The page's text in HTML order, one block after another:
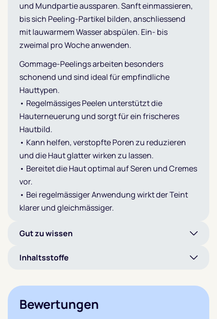
und Mundpartie aussparen. Sanft einmassieren,
bis sich Peeling-Partikel bilden, anschliessend
mit lauwarmem Wasser abspülen. Ein- bis
zweimal pro Woche anwenden.
Gommage-Peelings arbeiten besonders
schonend und sind ideal für empfindliche
Hauttypen.
• Regelmässiges Peelen unterstützt die
Hauterneuerung und sorgt für ein frischeres
Hautbild.
• Kann helfen, verstopfte Poren zu reduzieren
und die Haut glatter wirken zu lassen.
• Bereitet die Haut optimal auf Seren und Cremes
vor.
• Bei regelmässiger Anwendung wirkt der Teint
klarer und gleichmässiger.
Gut zu wissen
Inhaltsstoffe
Bewertungen